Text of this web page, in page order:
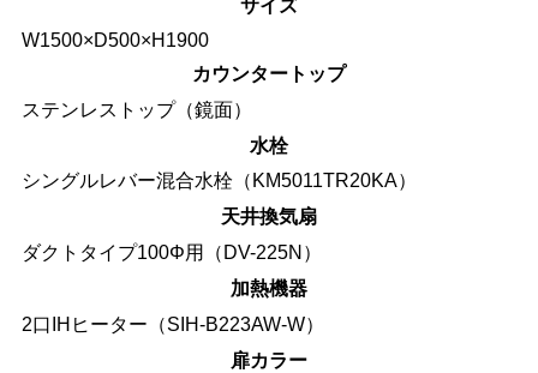
サイズ
W1500×D500×H1900
カウンタートップ
ステンレストップ（鏡面）
水栓
シングルレバー混合水栓（KM5011TR20KA）
天井換気扇
ダクトタイプ100Φ用（DV-225N）
加熱機器
2口IHヒーター（SIH-B223AW-W）
扉カラー